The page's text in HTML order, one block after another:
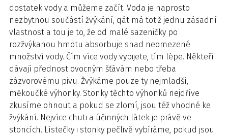
dostatek vody a můžeme začít. Voda je naprosto
nezbytnou součástí žvýkání, qát má totiž jednu zásadní
vlastnost a tou je to, že od malé sazeničky po
rozžvýkanou hmotu absorbuje snad neomezené
množství vody. Čím více vody vypijete, tím lépe. Někteří
dávají přednost ovocným šťávám nebo třeba
zázvorovému pivu. Žvýkáme pouze ty nejmladší,
měkoučké výhonky. Stonky těchto výhonků nejdříve
zkusíme ohnout a pokud se zlomí, jsou též vhodné ke
žvýkání. Nejvíce chuti a účinných látek je právě ve
stoncích. Lístečky i stonky pečlivě vybíráme, pokud jsou